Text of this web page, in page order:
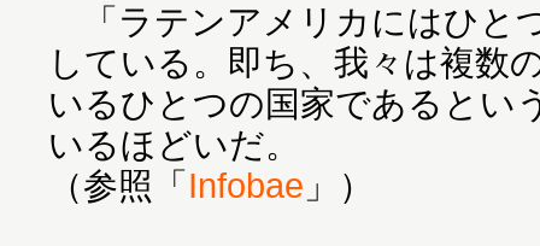
「ラテンアメリカにはひと
している。即ち、我々は複数
いるひとつの国家であるとい
いるほどいだ。
（参照「Infobae 」）